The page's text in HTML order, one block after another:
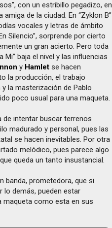
con un estribillo pegadizo, en
amiga de la ciudad. En “Zyklon B”
vocales y letras de ámbito
Silencio”, sorprende por cierto
un gran acierto. Pero toda
baja el nivel y las influencias
y Hamlet se hacen
la producción, el trabajo
la masterización de Pablo
poco usual para una maqueta.
de intentar buscar terrenos
madurado y personal, pues las
se hacen inevitables. Por otra
melódico, pues parece algo
queda un tanto insustancial.
banda, prometedora, que si
lo demás, pueden estar
maqueta como esta en sus